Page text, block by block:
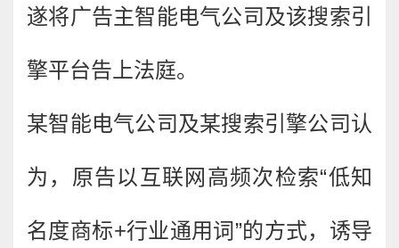
遂将广告主智能电气公司及该搜索引
擎平台告上法庭。
某智能电气公司及某搜索引擎公司认
为，原告以互联网高频次检索“低知
名度商标+行业通用词”的方式，诱导